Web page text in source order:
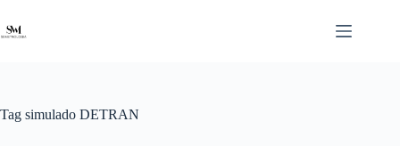
para
o
Tag simulado DETRAN